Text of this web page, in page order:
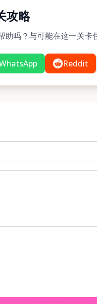
攻略
吗？与可能在这一关卡
Reddit